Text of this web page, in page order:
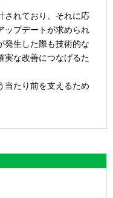
されており、それに応
ップデートが求められ
発生した際も技術的な
実な改善につなげるた
当たり前を支えるため